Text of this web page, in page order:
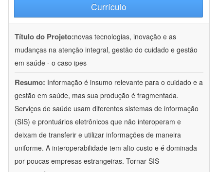
Currículo
Título do Projeto:novas tecnologias, inovação e as
mudanças na atenção integral, gestão do cuidado e gestão
em saúde - o caso ipes
Resumo: Informação é insumo relevante para o cuidado e a
gestão em saúde, mas sua produção é fragmentada.
Serviços de saúde usam diferentes sistemas de informação
(SIS) e prontuários eletrônicos que não interoperam e
deixam de transferir e utilizar informações de maneira
uniforme. A interoperabilidade tem alto custo e é dominada
por poucas empresas estrangeiras. Tornar SIS